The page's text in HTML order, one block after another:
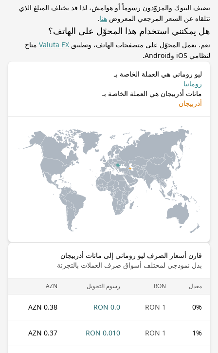
تضيف البنوك والمزوّدون رسوماً أو هوامش، لذا قد يختلف المبلغ الذي
تتلقاه عن السعر المرجعي المعروض هنا.
هل يمكنني استخدام هذا المحوّل على الهاتف؟
نعم. يعمل المحوّل على متصفحات الهاتف، وتطبيق Valuta EX متاح
لنظامي iOS وAndroid.
ليو روماني هي العملة الخاصة بـ
رومانيا
مانات أذربيجان هي العملة الخاصة بـ
أذربيجان
قارن أسعار الصرف ليو روماني إلى مانات أذربيجان
بدل نموذجي لمختلف أسواق صرف العملات بالتجزئة
معدل RON رسوم التحويل AZN
0%
1 RON
0.0 RON
0.38 AZN
1%
1 RON
0.010 RON
0.37 AZN